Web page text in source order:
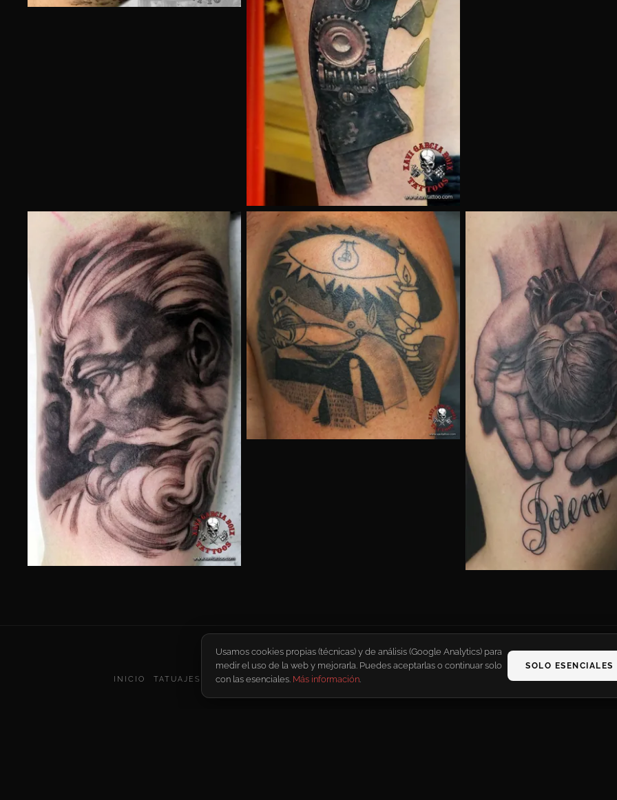
INICIO TATUAJES PERSONAJES FAMOSOS RETRATOS FAMILIARES ESCULTURAS ANIMALES Y
Usamos cookies propias (técnicas) y de análisis (Google Analytics) para
medir el uso de la web y mejorarla. Puedes aceptarlas o continuar solo
con las esenciales. Más información.
SOLO ESENCIALES